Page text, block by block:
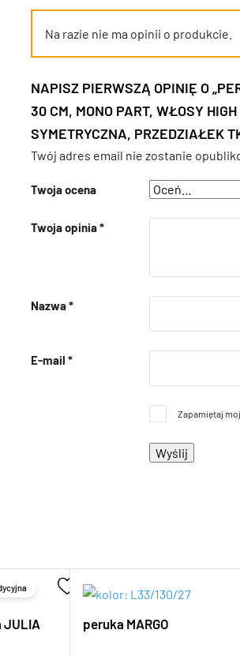
Na razie nie ma opinii o produkcie.
NAPISZ PIERWSZĄ OPINIĘ O
30 CM, MONO PART, WŁOSY
SYMETRYCZNA, PRZEDZIAŁEK
Twój adres email nie zostanie
Twoja ocena
Twoja opinia*
Nazwa*
E-mail *
Zapamiętaj
JULIA peruka MARGO